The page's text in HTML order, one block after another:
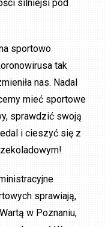
silniejsi pod
sportowo
tak
nas. Nadal
mieć sportowe
sprawdzić swoją
i cieszyć się z
sprawiają,
w Poznaniu,